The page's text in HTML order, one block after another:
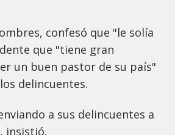
confesó que "le solía
que "tiene gran
un buen pastor de su país"
delincuentes.
a sus delincuentes a
insistió.